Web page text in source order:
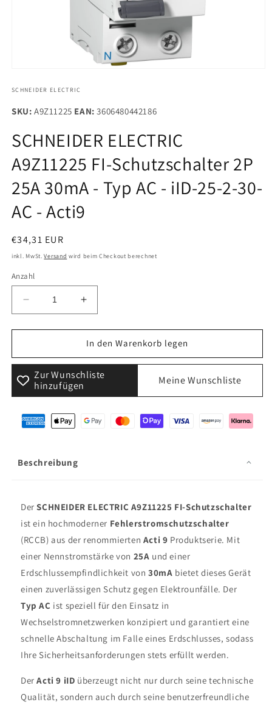
in
öffnen
SCHNEIDER ELECTRIC
SKU: A9Z11225 EAN: 3606480442186
SCHNEIDER ELECTRIC
A9Z11225 FI-Schutzschalter 2P
25A 30mA - Typ AC - iID-25-2-30-
AC - Acti9
Normaler
Preis
€34,31 EUR
inkl. MwSt.Versand wird beim Checkout berechnet
Anzahl
Verringere
die
Menge
SCHNEIDER
ELECTRIC
A9Z11225
FI-
2P
-
iID-
25-
2-
30-
AC
-
Acti9
Erhöhe
die
Menge
für
SCHNEIDER
ELECTRIC
A9Z11225
FI-
2P
iID-
25-
AC
-
Acti9
In den Warenkorb legen
Zur Wunschliste
hinzufügen
Meine Wunschliste
Beschreibung
DerSCHNEIDER ELECTRIC A9Z11225 FI-Schutzschalter
ist ein hochmoderner Fehlerstromschutzschalter
(RCCB) aus der renommierten Acti 9 Produktserie. Mit
einer Nennstromstärke von 25A und einer
Erdschlussempfindlichkeit von30mA bietet dieses Gerät
einen zuverlässigen Schutz gegen Elektrounfälle. Der
Typ AC ist speziell für den Einsatz in
Wechselstromnetzwerken konzipiert und garantiert eine
schnelle Abschaltung im Falle eines Erdschlusses, sodass
Ihre Sicherheitsanforderungen stets erfüllt werden.
DerActi 9 iID überzeugt nicht nur durch seine technische
Qualität, sondern auch durch seine benutzerfreundliche